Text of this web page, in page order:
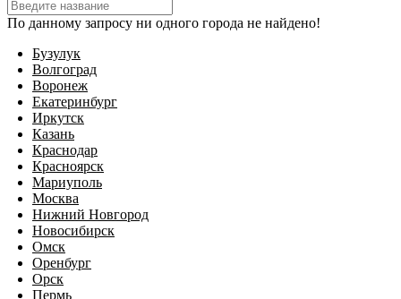
По данному запросу ни одного города не найдено!
Бузулук
Волгоград
Воронеж
Екатеринбург
Иркутск
Казань
Краснодар
Красноярск
Мариуполь
Москва
Нижний Новгород
Новосибирск
Омск
Оренбург
Орск
Пермь